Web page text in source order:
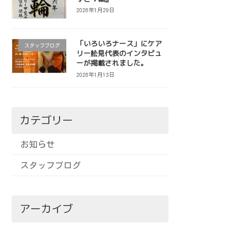
2026年1月29日
スタッフブログ
「いろいろナース」にケア
リー舩見代表のインタビュ
ーが掲載されました。
2026年1月13日
カテゴリー
お知らせ
スタッフブログ
アーカイブ